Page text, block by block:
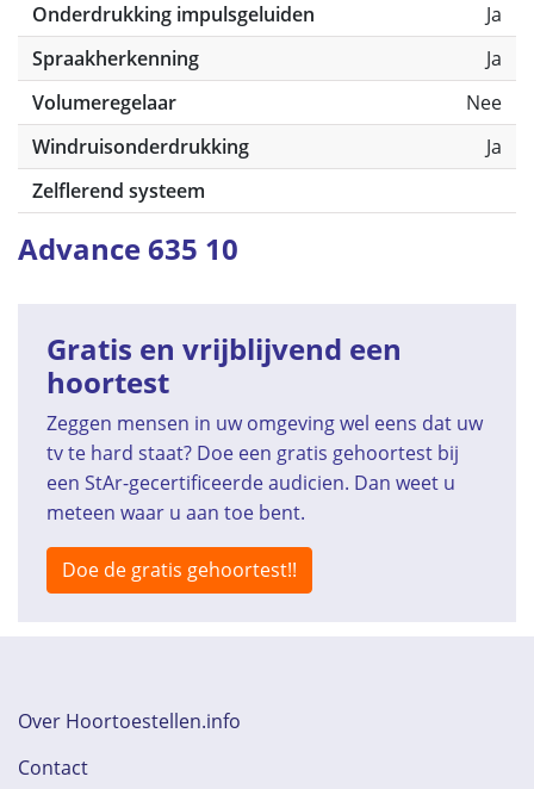
Onderdrukking impulsgeluiden
Ja
Spraakherkenning
Ja
Volumeregelaar
Nee
Windruisonderdrukking
Ja
Zelflerend systeem
Advance 635 10
Gratis en vrijblijvend een
hoortest
Zeggen mensen in uw omgeving wel eens dat uw
tv te hard staat? Doe een gratis gehoortest bij
een StAr-gecertificeerde audicien. Dan weet u
meteen waar u aan toe bent.
Doe de gratis gehoortest!!
Over Hoortoestellen.info
Contact